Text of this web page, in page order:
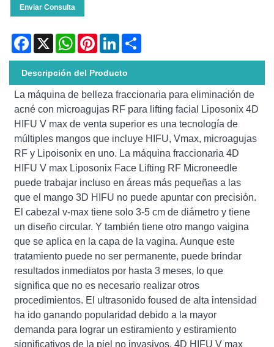
Enviar Consulta
Facebook
X WhatsAppPinterestLinkedIn
Descripción del Producto
La máquina de belleza fraccionaria para eliminación de
acné con microagujas RF para lifting facial Liposonix 4D
HIFU V max de venta superior es una tecnología de
múltiples mangos que incluye HIFU, Vmax, microagujas
RF y Lipoisonix en uno. La máquina fraccionaria 4D
HIFU V max Liposonix Face Lifting RF Microneedle
puede trabajar incluso en áreas más pequeñas a las
que el mango 3D HIFU no puede apuntar con precisión.
El cabezal v-max tiene solo 3-5 cm de diámetro y tiene
un diseño circular. Y también tiene otro mango vaigina
que se aplica en la capa de la vagina. Aunque este
tratamiento puede no ser permanente, puede brindar
resultados inmediatos por hasta 3 meses, lo que
significa que no es necesario realizar otros
procedimientos. El ultrasonido foused de alta intensidad
ha ido ganando popularidad debido a la mayor
demanda para lograr un estiramiento y estiramiento
significativos de la piel no invasivos. 4D HIFU V max